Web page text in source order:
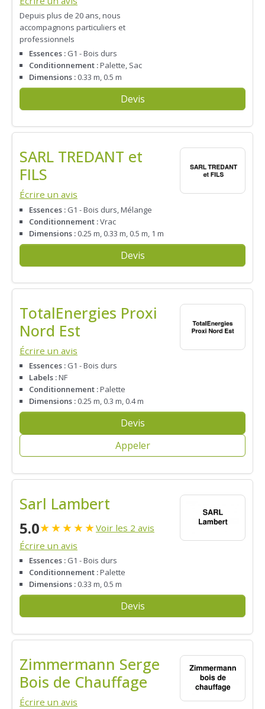
Depuis plus de 20 ans, nous
accompagnons particuliers et
professionnels
Essences : G1 - Bois durs
Conditionnement :Palette, Sac
Dimensions : 0.33 m, 0.5 m
Devis
SARL TREDANT et
FILS
Écrire un avis
Essences : G1 - Bois durs, Mélange
Conditionnement :Vrac
Dimensions : 0.25 m, 0.33 m, 0.5 m, 1 m
Devis
TotalEnergies Proxi
Nord Est
Écrire un avis
Essences : G1 - Bois durs
Labels :NF
Conditionnement :Palette
Dimensions : 0.25 m, 0.3 m, 0.4 m
Devis
Appeler
Sarl Lambert
5.0★★★★★Voir les 2 avis
Écrire un avis
Essences : G1 - Bois durs
Conditionnement :Palette
Dimensions : 0.33 m, 0.5 m
Devis
Zimmermann Serge
Bois de Chauffage
Écrire un avis